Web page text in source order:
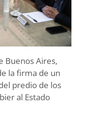
Buenos Aires,
la firma de un
predio de los
al Estado